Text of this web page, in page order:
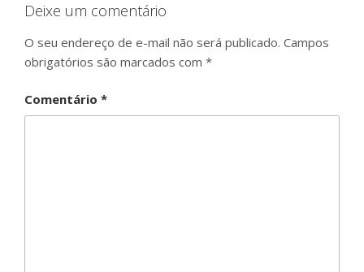
Deixe um comentário
O seu endereço de e-mail não será publicado. Campos
obrigatórios são marcados com *
Comentário *